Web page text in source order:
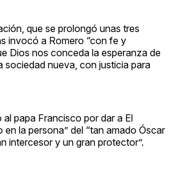
que se prolongó unas tres
invocó a Romero “con fe y
Dios nos conceda la esperanza de
sociedad nueva, con justicia para
al papa Francisco por dar a El
en la persona” del “tan amado Óscar
intercesor y un gran protector”.